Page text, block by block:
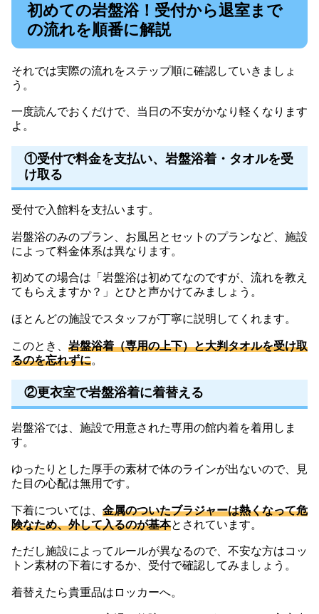
初めての岩盤浴！受付から退室まで
の流れを順番に解説
それでは実際の流れをステップ順に確認していきましょ
う。
一度読んでおくだけで、当日の不安がかなり軽くなります
よ。
①受付で料金を支払い、岩盤浴着・タオルを受
け取る
受付で入館料を支払います。
岩盤浴のみのプラン、お風呂とセットのプランなど、施設
によって料金体系は異なります。
初めての場合は「岩盤浴は初めてなのですが、流れを教え
てもらえますか？」とひと声かけてみましょう。
ほとんどの施設でスタッフが丁寧に説明してくれます。
このとき、 岩盤浴着（専用の上下）と大判タオルを受け取
るのを忘れずに。
②更衣室で岩盤浴着に着替える
岩盤浴では、施設で用意された専用の館内着を着用しま
す。
ゆったりとした厚手の素材で体のラインが出ないので、見
た目の心配は無用です。
下着については、 金属のついたブラジャーは熱くなって危
険なため、外して入るのが基本とされています。
ただし施設によってルールが異なるので、不安な方はコッ
トン素材の下着にするか、受付で確認してみましょう。
着替えたら貴重品はロッカーへ。